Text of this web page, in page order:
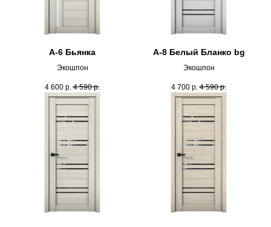
А-6 Бьянка
Экошпон
4 600 р. 4 590 р.
А-8 Белый Бланко bg
Экошпон
4 700 р. 4 590 р.